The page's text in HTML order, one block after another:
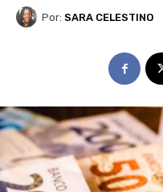
Por: SARA CELESTINO